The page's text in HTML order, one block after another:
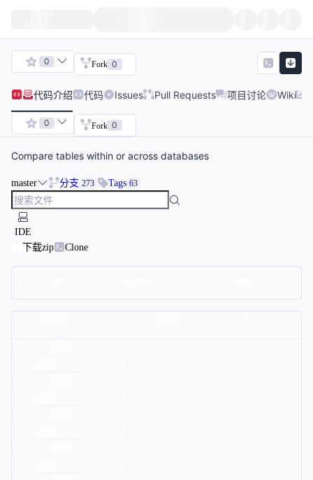
0 Fork 0
代码介绍 代码 Issues Pull Requests 项目讨论 Wiki
0 Fork 0
Compare tables within or across databases
master 分支 273 Tags 63
IDE
下载zip
Clone